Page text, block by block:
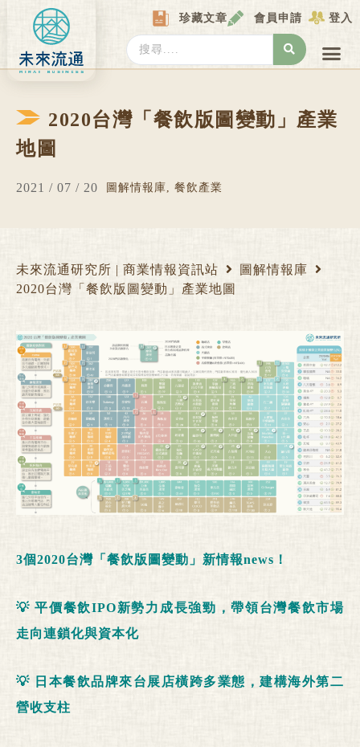
content
珍藏文章 會員申請 登入
Search
...
2020台灣「餐飲版圖變動」產業
地圖
2021 / 07 / 20 圖解情報庫 , 餐飲產業
未來流通研究所 | 商業情報資訊站
圖解情報庫
2020台灣「餐飲版圖變動」產業地圖
3個2020台灣「餐飲版圖變動」新情報news ！
💡平價餐飲IPO新勢力成長強勁，帶領台灣餐飲市場
走向連鎖化與資本化
💡 日本餐飲品牌來台展店橫跨多業態，建構海外第二
營收支柱